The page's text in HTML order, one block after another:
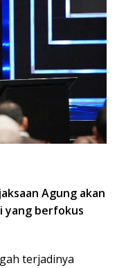
Agung akan
yang berfokus
terjadinya